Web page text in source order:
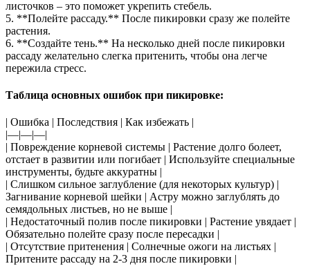
листочков – это поможет укрепить стебель.
5. **Полейте рассаду.** После пикировки сразу же полейте
растения.
6. **Создайте тень.** На несколько дней после пикировки
рассаду желательно слегка притенить, чтобы она легче
пережила стресс.
Таблица основных ошибок при пикировке:
| Ошибка | Последствия | Как избежать |
|—|—|—|
| Повреждение корневой системы | Растение долго болеет,
отстает в развитии или погибает | Используйте специальные
инструменты, будьте аккуратны |
| Слишком сильное заглубление (для некоторых культур) |
Загнивание корневой шейки | Астру можно заглублять до
семядольных листьев, но не выше |
| Недостаточный полив после пикировки | Растение увядает |
Обязательно полейте сразу после пересадки |
| Отсутствие притенения | Солнечные ожоги на листьях |
Притените рассаду на 2-3 дня после пикировки |